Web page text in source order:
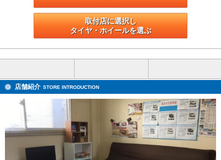
取付店に選択し
タイヤ・ホイールを選ぶ
店舗紹介 STORE INTRODUCTION